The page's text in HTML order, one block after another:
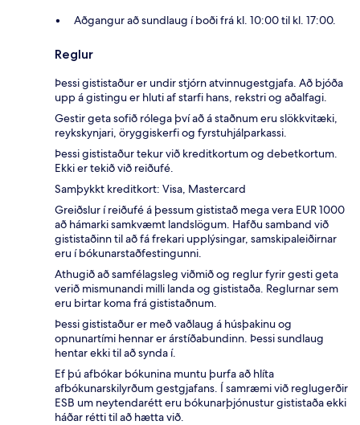
Aðgangur að sundlaug í boði frá kl. 10:00 til kl. 17:00.
Reglur
Þessi gististaður er undir stjórn atvinnugestgjafa. Að bjóða
upp á gistingu er hluti af starfi hans, rekstri og aðalfagi.
Gestir geta sofið rólega því að á staðnum eru slökkvitæki,
reykskynjari, öryggiskerfi og fyrstuhjálparkassi.
Þessi gististaður tekur við kreditkortum og debetkortum.
Ekki er tekið við reiðufé.
Samþykkt kreditkort: Visa, Mastercard
Greiðslur í reiðufé á þessum gististað mega vera EUR 1000
að hámarki samkvæmt landslögum. Hafðu samband við
gististaðinn til að fá frekari upplýsingar, samskipaleiðirnar
eru í bókunarstaðfestingunni.
Athugið að samfélagsleg viðmið og reglur fyrir gesti geta
verið mismunandi milli landa og gististaða. Reglurnar sem
eru birtar koma frá gististaðnum.
Þessi gististaður er með vaðlaug á húsþakinu og
opnunartími hennar er árstíðabundinn. Þessi sundlaug
hentar ekki til að synda í.
Ef þú afbókar bókunina muntu þurfa að hlíta
afbókunarskilyrðum gestgjafans. Í samræmi við reglugerðir
ESB um neytendarétt eru bókunarþjónustur gististaða ekki
háðar rétti til að hætta við.